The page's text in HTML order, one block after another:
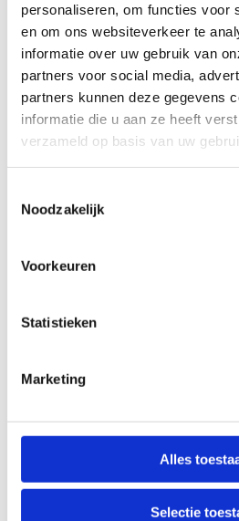
personaliseren, om functies voor
en om ons websiteverkeer te
informatie over uw gebruik van
partners voor social media,
partners kunnen deze gegevens
informatie die u aan ze heeft
verzameld op basis van uw
Noodzakelijk
Voorkeuren
Statistieken
Marketing
Alles
Selectie
Hier kan je de openingsuren vinden
Domein Puyenbroeck:
https://oost-
vlaanderen.be/ontspannen/
en-toegang.html
Startplaatsen